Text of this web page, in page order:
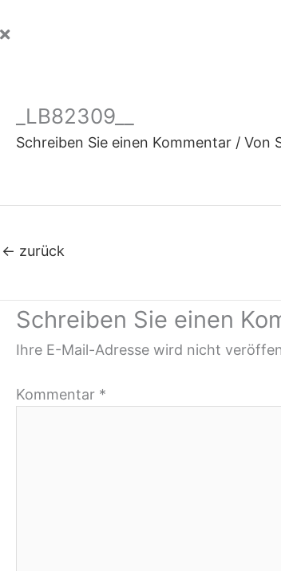
_LB82309__
Schreiben Sie einen Kommentar / Von
← zurück
Schreiben Sie einen
Ihre E-Mail-Adresse wird nicht
Kommentar *